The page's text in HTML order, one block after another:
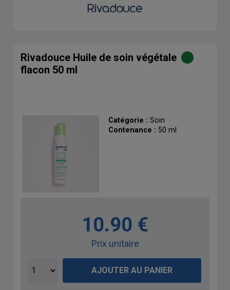
Rivadouce Huile de soin végétale
flacon 50 ml
Catégorie : Soin
Contenance : 50 ml
10.90 €
Prix unitaire
AJOUTER AU PANIER